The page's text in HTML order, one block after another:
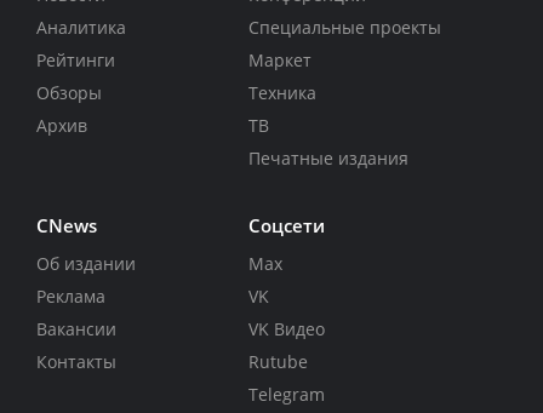
Аналитика
Рейтинги
Обзоры
Архив
Специальные проекты
Маркет
Техника
ТВ
Печатные издания
CNews
Об издании
Реклама
Вакансии
Контакты
Соцсети
Max
VK
VK Видео
Rutube
Telegram